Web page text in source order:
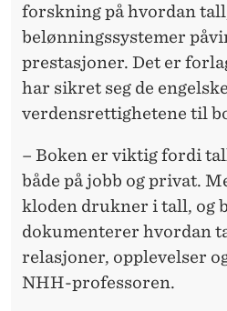
forskning på hvordan
belønningssystemer
prestasjoner. Det er
har sikret seg de engelske
verdensrettighetene til
– Boken er viktig fordi
både på jobb og privat.
kloden drukner i tall, og
dokumenterer hvordan
relasjoner, opplevelser
NHH-professoren.